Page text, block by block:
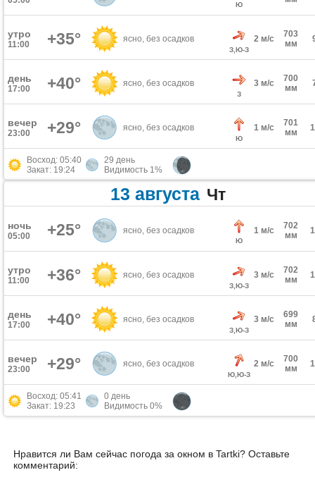
Ю
утро
11:00 +35° ясно, без осадков
З,Ю-З
2 м/с
703
мм
день
17:00 +40° ясно, без осадков
З
3 м/с
700
мм
вечер
23:00 +29° ясно, без осадков
Ю
1 м/с
701
мм
Восход: 05:40
Закат: 19:24
29 день
Видимость 1%
13 августа Чт
ночь
05:00 +25° ясно, без осадков
Ю
1 м/с
702
мм
утро
11:00 +36° ясно, без осадков
З,Ю-З
3 м/с
702
мм
день
17:00 +40° ясно, без осадков
З,Ю-З
3 м/с
699
мм
вечер
23:00 +29° ясно, без осадков
Ю,Ю-З
2 м/с
700
мм
Восход: 05:41
Закат: 19:23
0 день
Видимость 0%
Нравится ли Вам сейчас погода за окном в Tartki? Оставьте
комментарий: